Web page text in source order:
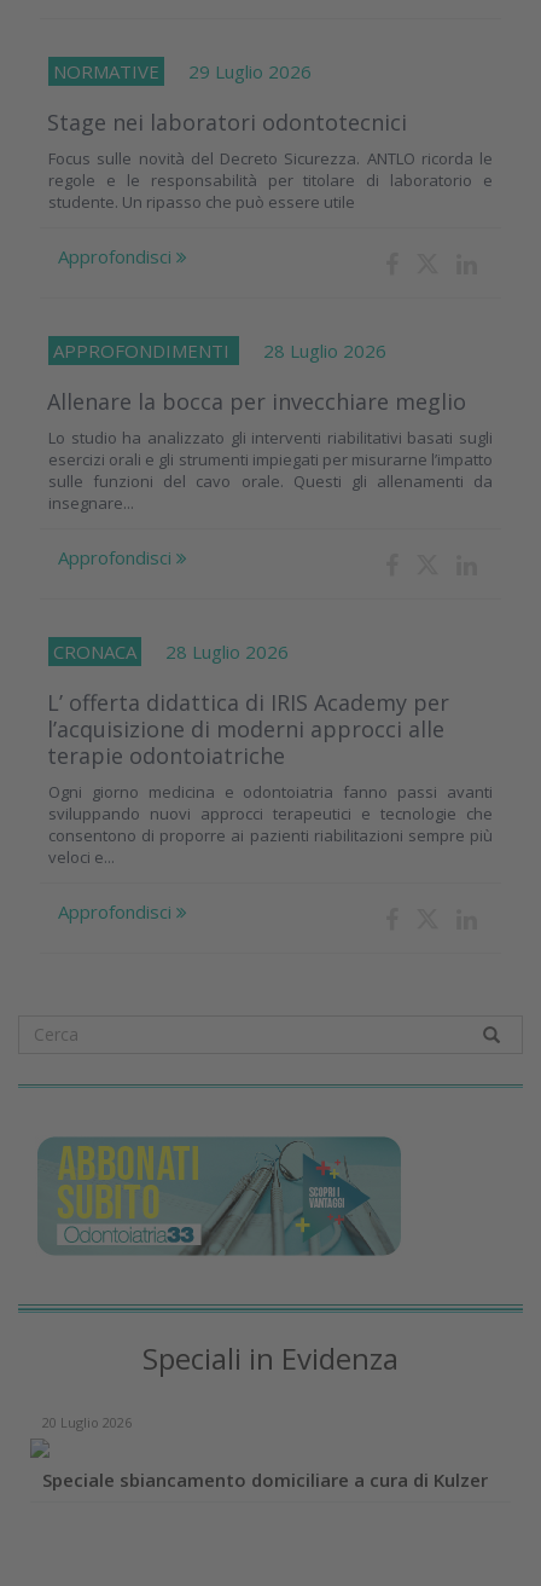
NORMATIVE 29 Luglio 2026
Stage nei laboratori odontotecnici
Focus sulle novità del Decreto Sicurezza. ANTLO ricorda le
regole e le responsabilità per titolare di laboratorio e
studente. Un ripasso che può essere utile
Approfondisci
APPROFONDIMENTI 28 Luglio 2026
Allenare la bocca per invecchiare meglio
Lo studio ha analizzato gli interventi riabilitativi basati sugli
esercizi orali e gli strumenti impiegati per misurarne l’impatto
sulle funzioni del cavo orale. Questi gli allenamenti da
insegnare...
Approfondisci
CRONACA 28 Luglio 2026
L’ offerta didattica di IRIS Academy per
l’acquisizione di moderni approcci alle
terapie odontoiatriche
Ogni giorno medicina e odontoiatria fanno passi avanti
sviluppando nuovi approcci terapeutici e tecnologie che
consentono di proporre ai pazienti riabilitazioni sempre più
veloci e...
Approfondisci
Speciali in Evidenza
20 Luglio 2026
Speciale sbiancamento domiciliare a cura di Kulzer